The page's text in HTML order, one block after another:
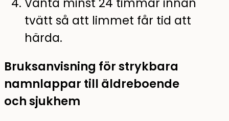
tvätt så att limmet får tid att
härda.
Bruksanvisning för strykbara
namnlappar till äldreboende
och sjukhem